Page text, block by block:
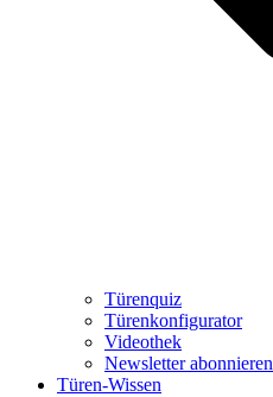
Türenquiz
Türenkonfigurator
Videothek
Newsletter abonnieren
Türen-Wissen